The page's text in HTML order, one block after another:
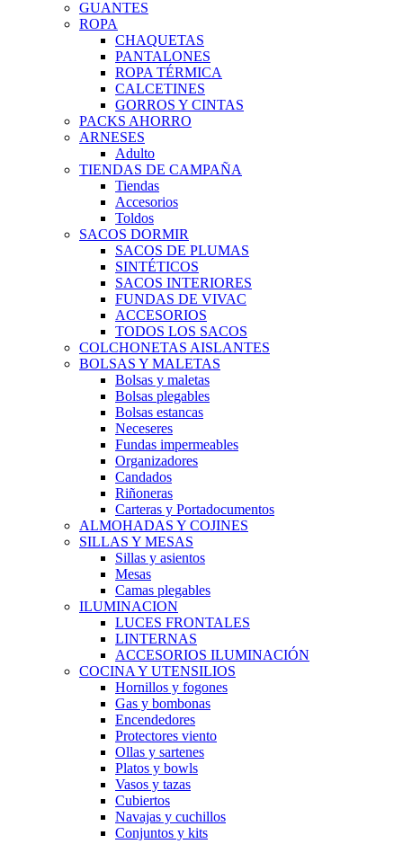
GUANTES
ROPA
CHAQUETAS
PANTALONES
ROPA TÉRMICA
CALCETINES
GORROS Y CINTAS
PACKS AHORRO
ARNESES
Adulto
TIENDAS DE CAMPAÑA
Tiendas
Accesorios
Toldos
SACOS DORMIR
SACOS DE PLUMAS
SINTÉTICOS
SACOS INTERIORES
FUNDAS DE VIVAC
ACCESORIOS
TODOS LOS SACOS
COLCHONETAS AISLANTES
BOLSAS Y MALETAS
Bolsas y maletas
Bolsas plegables
Bolsas estancas
Neceseres
Fundas impermeables
Organizadores
Candados
Riñoneras
Carteras y Portadocumentos
ALMOHADAS Y COJINES
SILLAS Y MESAS
Sillas y asientos
Mesas
Camas plegables
ILUMINACION
LUCES FRONTALES
LINTERNAS
ACCESORIOS ILUMINACIÓN
COCINA Y UTENSILIOS
Hornillos y fogones
Gas y bombonas
Encendedores
Protectores viento
Ollas y sartenes
Platos y bowls
Vasos y tazas
Cubiertos
Navajas y cuchillos
Conjuntos y kits